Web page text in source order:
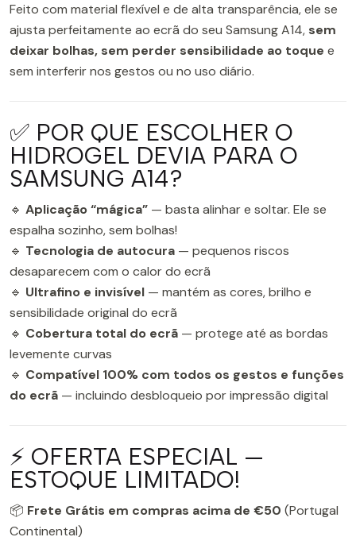
Feito com material flexível e de alta transparência, ele se
ajusta perfeitamente ao ecrã do seu Samsung A14, sem
deixar bolhas, sem perder sensibilidade ao toque e
sem interferir nos gestos ou no uso diário.
✅ POR QUE ESCOLHER O
HIDROGEL DEVIA PARA O
SAMSUNG A14?
🔹 Aplicação “mágica” — basta alinhar e soltar. Ele se
espalha sozinho, sem bolhas!
🔹 Tecnologia de autocura — pequenos riscos
desaparecem com o calor do ecrã
🔹 Ultrafino e invisível — mantém as cores, brilho e
sensibilidade original do ecrã
🔹 Cobertura total do ecrã — protege até as bordas
levemente curvas
🔹 Compatível 100% com todos os gestos e funções
do ecrã — incluindo desbloqueio por impressão digital
⚡ OFERTA ESPECIAL —
ESTOQUE LIMITADO!
📦 Frete Grátis em compras acima de €50 (Portugal
Continental)